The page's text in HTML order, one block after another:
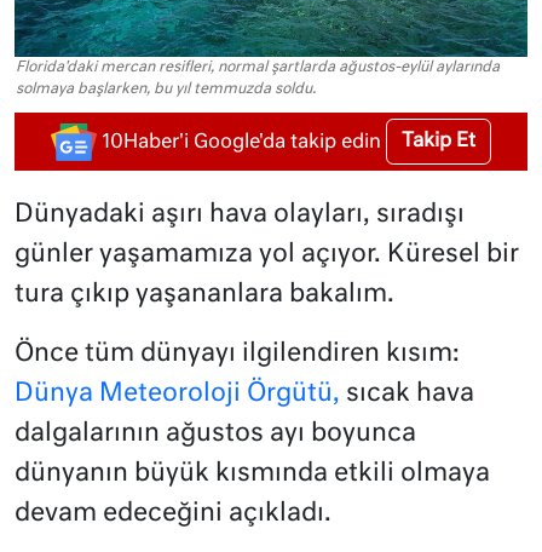
Florida'daki mercan resifleri, normal şartlarda ağustos-eylül aylarında
solmaya başlarken, bu yıl temmuzda soldu.
10Haber'i Google'da takip edin Takip Et
Dünyadaki aşırı hava olayları, sıradışı
günler yaşamamıza yol açıyor. Küresel bir
tura çıkıp yaşananlara bakalım.
Önce tüm dünyayı ilgilendiren kısım:
Dünya Meteoroloji Örgütü, sıcak hava
dalgalarının ağustos ayı boyunca
dünyanın büyük kısmında etkili olmaya
devam edeceğini açıkladı.